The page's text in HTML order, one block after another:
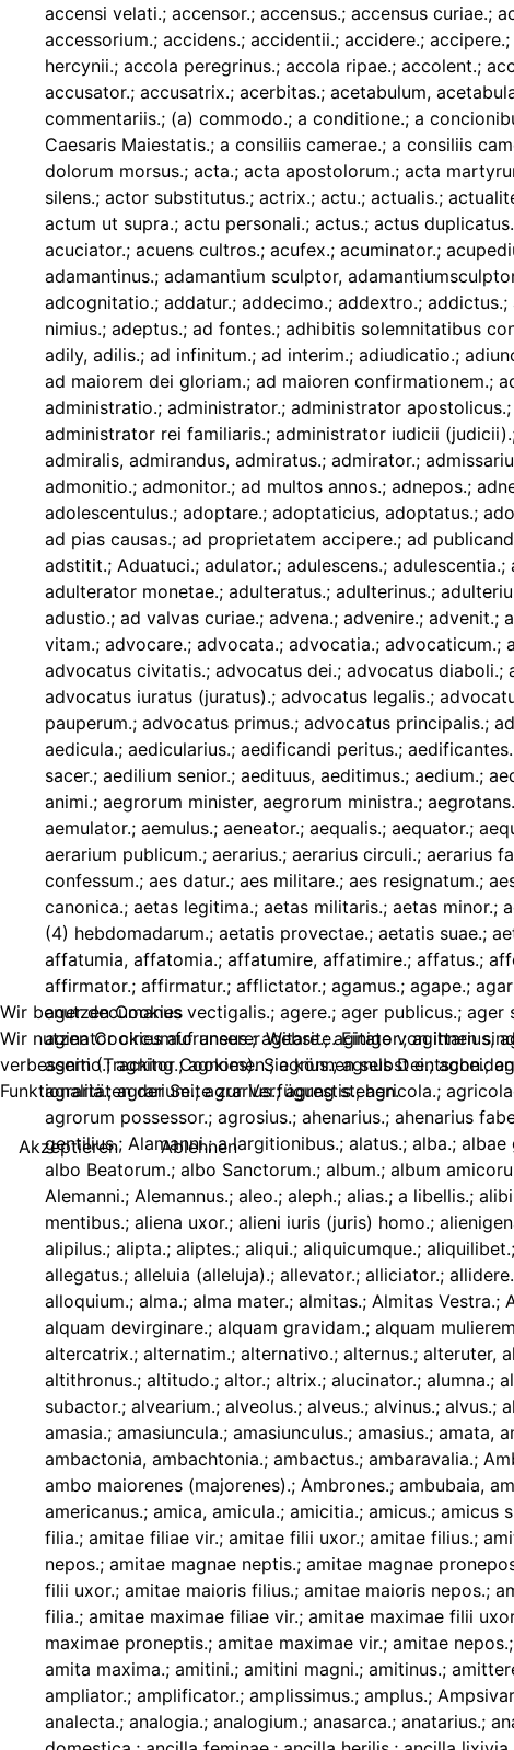
Wir benutzen Cookies
Wir nutzen Cookies auf unserer Website. Einige von ihnen
verbessern (Tracking Cookies). Sie können selbst
Funktionalitäten der Seite zur Verfügung stehen.
Akzeptieren
Ablehnen